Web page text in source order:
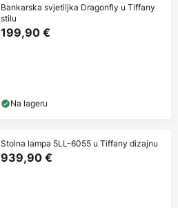
Bankarska svjetiljka Dragonfly u Tiffany
stilu
199,90 €
Na lageru
Stolna lampa 5LL-6055 u Tiffany dizajnu
939,90 €